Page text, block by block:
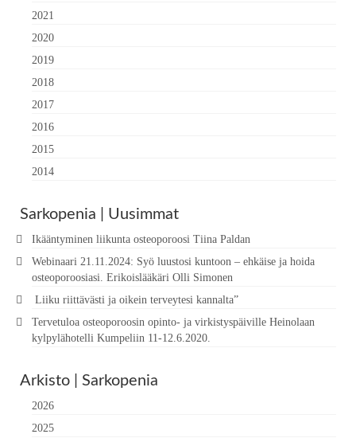
2021
2020
2019
2018
2017
2016
2015
2014
Sarkopenia | Uusimmat
Ikääntyminen liikunta osteoporoosi Tiina Paldan
Webinaari 21.11.2024: Syö luustosi kuntoon – ehkäise ja hoida
osteoporoosiasi. Erikoislääkäri Olli Simonen
Liiku riittävästi ja oikein terveytesi kannalta”
Tervetuloa osteoporoosin opinto- ja virkistyspäiville Heinolaan
kylpylähotelli Kumpeliin 11-12.6.2020.
Arkisto | Sarkopenia
2026
2025